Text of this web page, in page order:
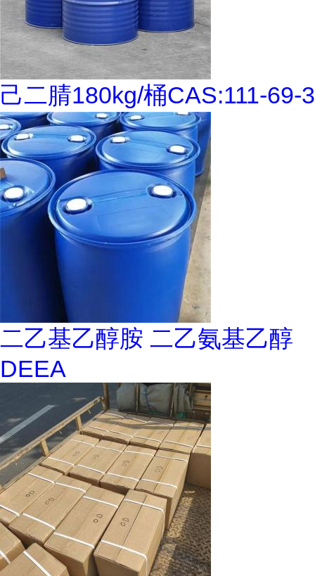
己二腈180kg/桶CAS:111-69-3
二乙基乙醇胺 二乙氨基乙醇
DEEA